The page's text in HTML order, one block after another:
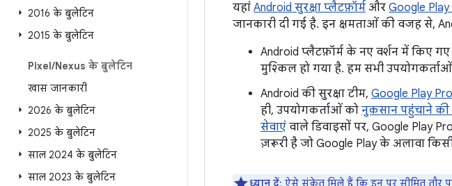
2016 के बुलेटिन
2015 के बुलेटिन
Pixel/Nexus के बुलेटिन
खास जानकारी
2026 के बुलेटिन
2025 के बुलेटिन
साल 2024 के बुलेटिन
साल 2023 के बुलेटिन
यहां Android सुरक्षा प्लैटफ़ॉर्म और Google
जानकारी दी गई है. इन क्षमताओं की वजह से,
Android प्लैटफ़ॉर्म के नए वर्शन में किए
मुश्किल हो गया है. हम सभी
Android की सुरक्षा टीम, Google Play
ही, उपयोगकर्ताओं को नुकसान पहुंचाने की
सेवाएं वाले डिवाइसों पर, Google Play
ज़रूरी है जो Google Play के अलावा
ध्यान दें: ऐसे संकेत मिले हैं कि इन पर सीमित तौर